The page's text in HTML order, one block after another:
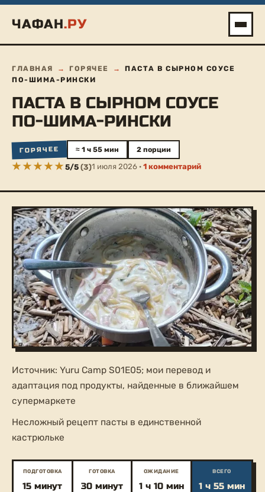
содержимому
ЧАФАН.РУ
ГЛАВНАЯ → ГОРЯЧЕЕ →
ПАСТА В СЫРНОМ СОУСЕ
ПО-ШИМА-РИНСКИ
ПАСТА В СЫРНОМ СОУСЕ
ПО-ШИМА-РИНСКИ
ГОРЯЧЕЕ ≈ 1 ч 55 мин 2 порции
5/5 (3)1 июля 2026 · 1 комментарий
Источник: Yuru Camp S01E05; мои перевод и
адаптация под продукты, найденные в ближайшем
супермаркете
Несложный рецепт пасты в единственной
кастрюльке
ПОДГОТОВКА
15 минут
ГОТОВКА
30 минут
ОЖИДАНИЕ
1 ч 10 мин
ВСЕГО
1 ч 55 мин